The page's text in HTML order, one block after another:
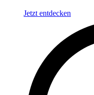
Jetzt entdecken